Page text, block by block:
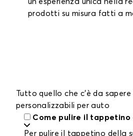
Tutto quello che c'è da
personalizzabili per auto
Come pulire il tappetino
Per pulire il tappetino della